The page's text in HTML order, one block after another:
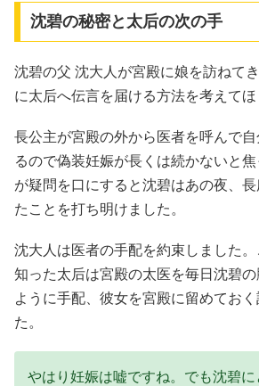
沈碧の秘密と太后の次の手
沈碧の父 沈大人が宮殿に娘を訪ねて
に太后へ伝言を届ける方法を考えてほ
長公主が宮殿の外から医者を呼んで
るので偽装妊娠が長くは続かないと
が疑問を口にすると沈碧はあの夜、
たことを打ち明けました。
沈大人は医者の手配を約束しました
知った太后は宮殿の太医を毎日沈碧
ように手配、彼女を宮殿に留めてお
た。
やはり妊娠は嘘ですね。でも沈碧